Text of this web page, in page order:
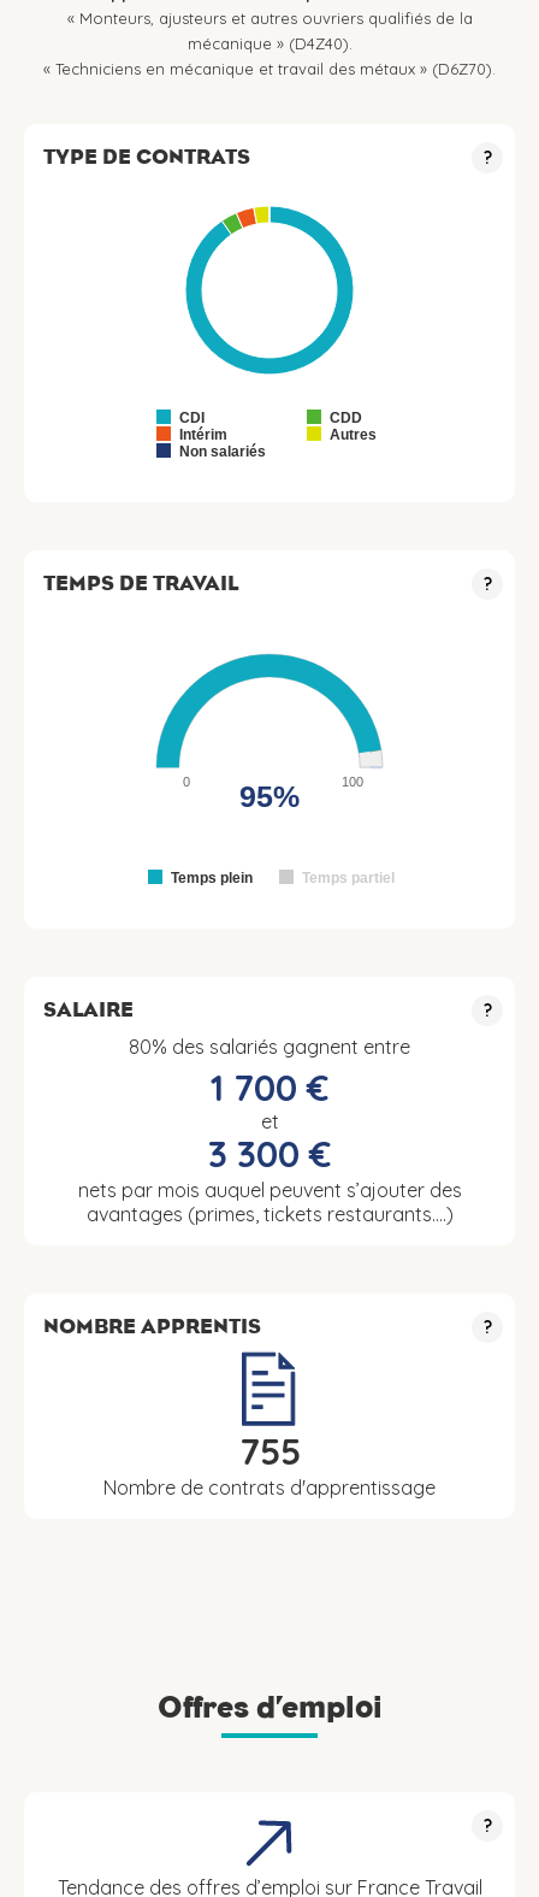
« Monteurs, ajusteurs et autres ouvriers qualifiés de la
mécanique » (D4Z40).
« Techniciens en mécanique et travail des métaux » (D6Z70).
TYPE DE CONTRATS ?
CDI
CDD
Intérim
Autres
Non salariés
TEMPS DE TRAVAIL ?
Temps plein Temps partiel
0 100
95%
SALAIRE ?
80% des salariés gagnent entre
1 700 €
et
3 300 €
nets par mois auquel peuvent s’ajouter des
avantages (primes, tickets restaurants….)
NOMBRE APPRENTIS ?
755
Nombre de contrats d'apprentissage
Offres d’emploi
?
Tendance des offres d’emploi sur France Travail